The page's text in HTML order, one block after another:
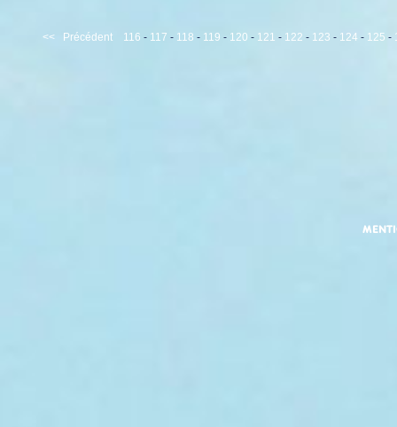
<< Précédent 116 - 117 - 118 - 119 - 120 - 121 - 122 - 123 - 124 - 125 -